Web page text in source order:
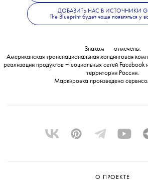
Meta 💧
с вердиктом не
и заявили, что намерены его
ДОБАВИТЬ НАС В ИСТОЧНИКИ
The Blueprint будет чаще появляться у
Знаком
отмечены:
Американская транснациональная холдинговая
реализации продуктов ‒ социальных сетей
территории России.
Маркировка произведена
О ПРОЕКТЕ